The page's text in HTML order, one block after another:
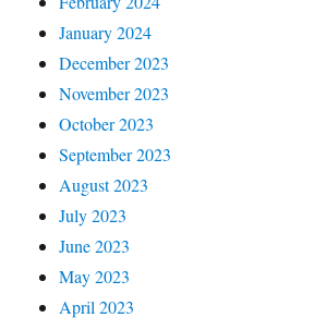
January 2024
December 2023
November 2023
October 2023
September 2023
August 2023
July 2023
June 2023
May 2023
April 2023